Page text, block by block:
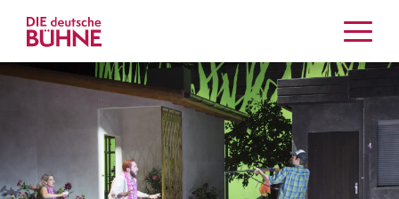
Kritiken
Schauspiel
Musiktheater
Crossover